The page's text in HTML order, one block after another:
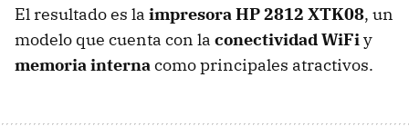
El resultado es la impresora HP 2812 XTK08, un
modelo que cuenta con la conectividad WiFiy
memoria internacomo principales atractivos.